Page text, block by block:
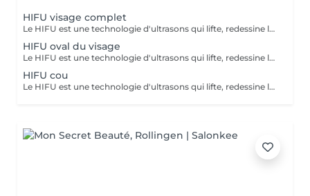
HIFU visage complet
Le HIFU est une technologie d'ultrasons qui lifte, redessine les contours du visage et raffermit la peau en ciblant les couches profondes pour un effet anti-âge. La LUMINOTHÉRAPIE du visage consiste à exposer la peau à des lumières LED afin de stimuler le renouvellement cellulaire et améliorer l'éclat du teint.
HIFU oval du visage
Le HIFU est une technologie d'ultrasons qui lifte, redessine les contours du visage et raffermit la peau en ciblant les couches profondes pour un effet anti-âge.
HIFU cou
Le HIFU est une technologie d'ultrasons qui lifte, redessine les contours du visage et raffermit la peau en ciblant les couches profondes pour un effet anti-âge. La LUMINOTHÉRAPIE du cou consiste à exposer la peau à des lumières LED afin de stimuler le renouvellement cellulaire et améliorer la texture de la peau.